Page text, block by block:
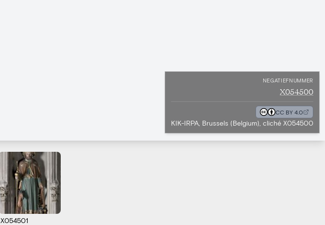
NEGATIEFNUMMER
X054500
CC BY 4.0
KIK-IRPA, Brussels (Belgium), cliché X054500
X054501